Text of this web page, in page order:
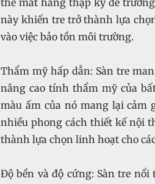
thể mất hàng thập kỷ để
này khiến tre trở thành lựa
vào việc bảo tồn môi trường.
Thẩm mỹ hấp dẫn: Sàn tre
nâng cao tính thẩm mỹ của
màu ấm của nó mang lại cảm
nhiều phong cách thiết kế nội
thành lựa chọn linh hoạt cho
Độ bền và độ cứng: Sàn tre